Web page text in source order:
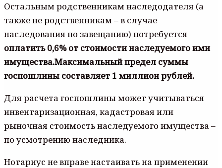
Остальным родственникам наследодателя (а
также не родственникам – в случае
наследования по завещанию) потребуется
оплатить 0,6% от стоимости наследуемого ими
имущества.Максимальный предел суммы
госпошлины составляет 1 миллион рублей.
Для расчета госпошлины может учитываться
инвентаризационная, кадастровая или
рыночная стоимость наследуемого имущества –
по усмотрению наследника.
Нотариус не вправе настаивать на применении